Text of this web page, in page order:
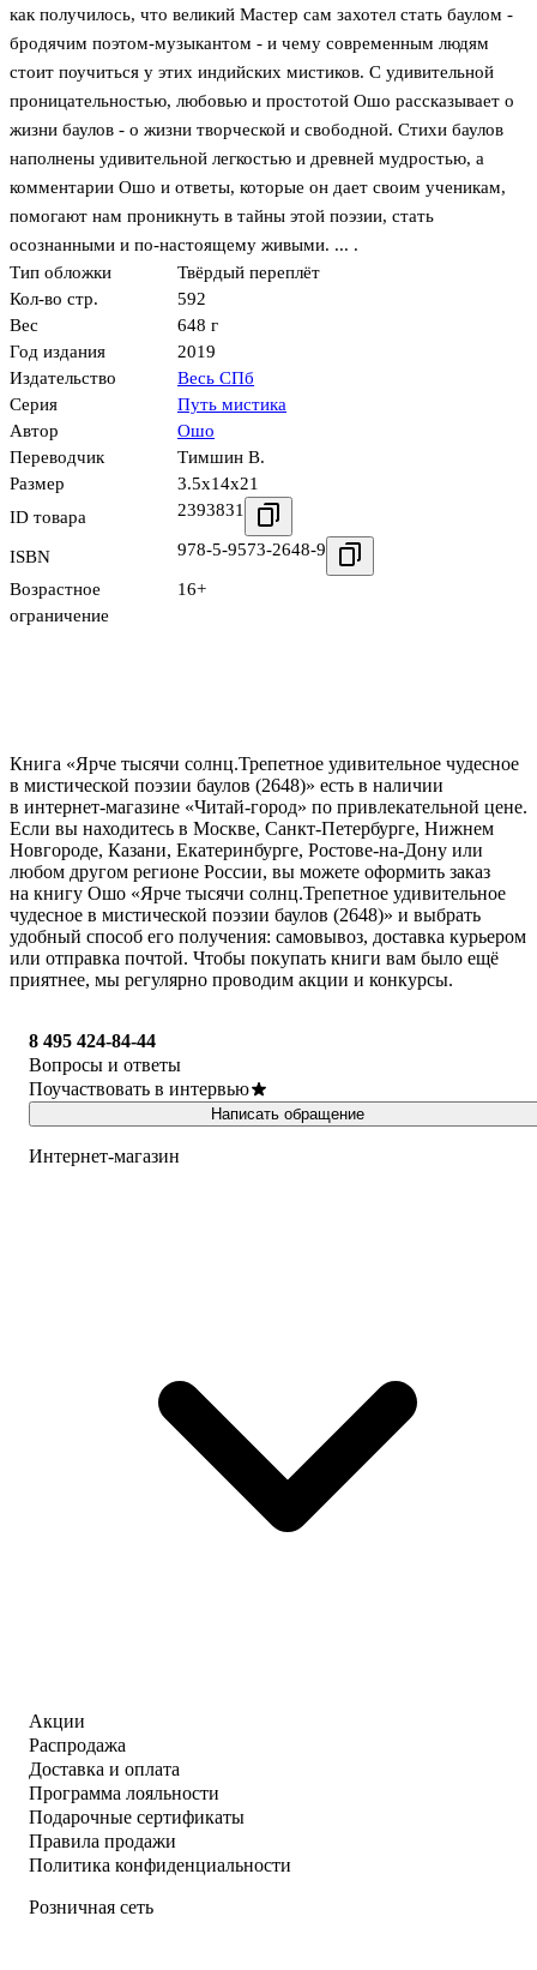
как получилось, что великий Мастер сам захотел стать баулом -
бродячим поэтом-музыкантом - и чему современным людям
стоит поучиться у этих индийских мистиков. С удивительной
проницательностью, любовью и простотой Ошо рассказывает о
жизни баулов - о жизни творческой и свободной. Стихи баулов
наполнены удивительной легкостью и древней мудростью, а
комментарии Ошо и ответы, которые он дает своим ученикам,
помогают нам проникнуть в тайны этой поэзии, стать
осознанными и по-настоящему живыми. ... .
Тип обложки
Твёрдый переплёт
Кол-во стр.
592
Вес
648 г
Год издания
2019
Издательство
Весь СПб
Серия
Путь мистика
Автор
Ошо
Переводчик
Тимшин В.
Размер
3.5x14x21
ID товара
2393831
ISBN 978-5-9573-2648-9
Возрастное
ограничение
16+
Книга «Ярче тысячи солнц.Трепетное удивительное чудесное
в мистической поэзии баулов (2648)» есть в наличии
в интернет-магазине «Читай-город» по привлекательной цене.
Если вы находитесь в Москве, Санкт-Петербурге, Нижнем
Новгороде, Казани, Екатеринбурге, Ростове-на-Дону или
любом другом регионе России, вы можете оформить заказ
на книгу Ошо «Ярче тысячи солнц.Трепетное удивительное
чудесное в мистической поэзии баулов (2648)» и выбрать
удобный способ его получения: самовывоз, доставка курьером
или отправка почтой. Чтобы покупать книги вам было ещё
приятнее, мы регулярно проводим акции и конкурсы.
8 495 424-84-44
Вопросы и ответы
Поучаствовать в интервью
Написать обращение
Интернет-магазин
Акции
Распродажа
Доставка и оплата
Программа лояльности
Подарочные сертификаты
Правила продажи
Политика конфиденциальности
Розничная сеть